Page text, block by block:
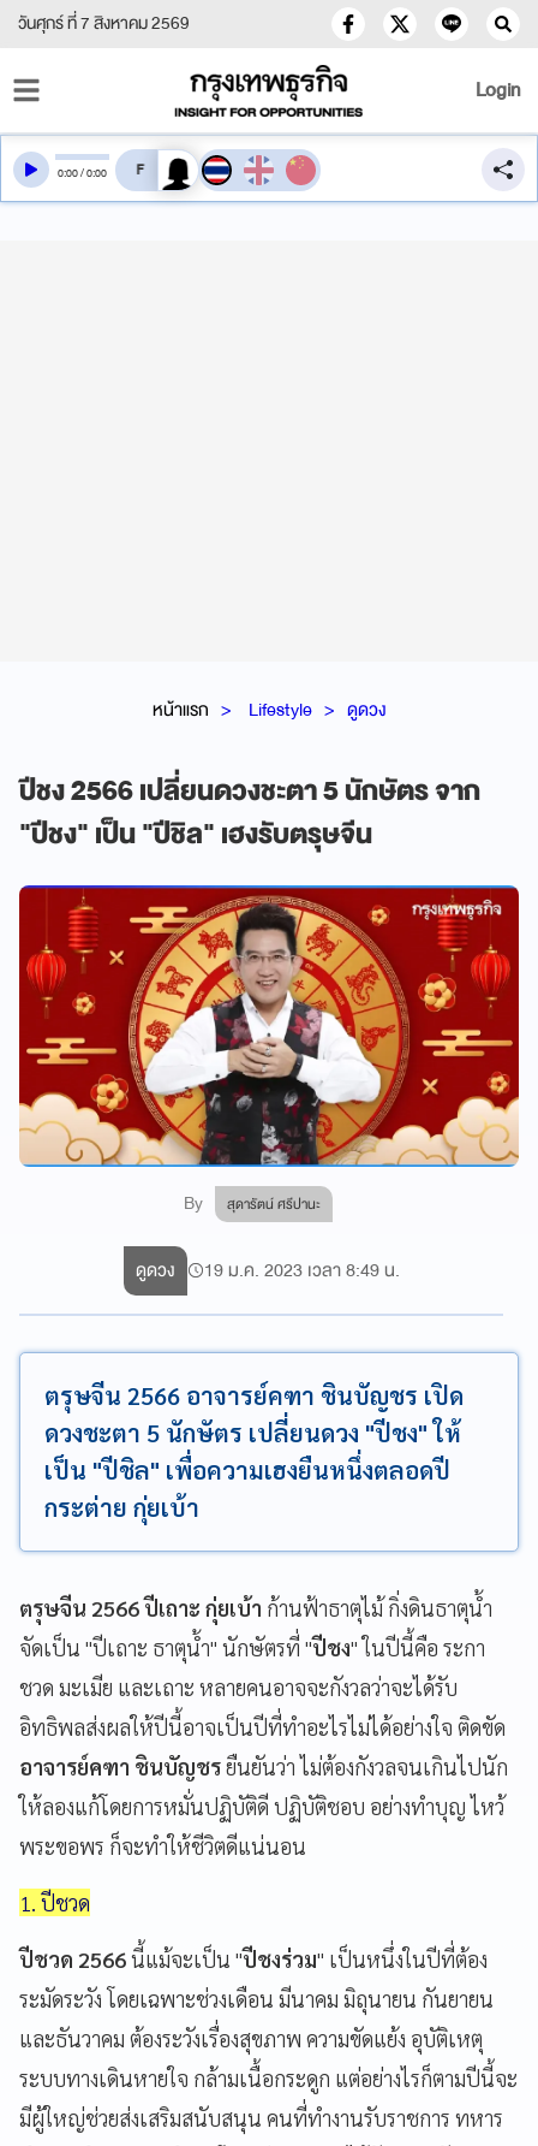
วันศุกร์ ที่ 7 สิงหาคม 2569
Login
หน้าแรก Lifestyle ดูดวง
ปีชง 2566 เปลี่ยนดวงชะตา 5 นักษัตร จาก
"ปีชง" เป็น "ปีชิล" เฮงรับตรุษจีน
By สุดารัตน์ ศรีปานะ
0:00/0:00 สลับเสียงอ่าน
ดูดวง 19 ม.ค. 2023 เวลา 8:49 น.
ตรุษจีน 2566 อาจารย์คฑา ชินบัญชร เปิด
ดวงชะตา 5 นักษัตร เปลี่ยนดวง "ปีชง" ให้
เป็น "ปีชิล" เพื่อความเฮงยืนหนึ่งตลอดปี
กระต่าย กุ่ยเบ้า
ตรุษจีน 2566ปีเถาะ กุ่ยเบ้า ก้านฟ้าธาตุไม้ กิ่งดินธาตุน้ำ
จัดเป็น "ปีเถาะ ธาตุน้ำ" นักษัตรที่ "ปีชง" ในปีนี้คือ ระกา
ชวด มะเมีย และเถาะ หลายคนอาจจะกังวลว่าจะได้รับ
อิทธิพลส่งผลให้ปีนี้อาจเป็นปีที่ทำอะไรไม่ได้อย่างใจ ติดขัด
อาจารย์คฑา ชินบัญชรยืนยันว่า ไม่ต้องกังวลจนเกินไปนัก
ให้ลองแก้โดยการหมั่นปฏิบัติดี ปฏิบัติชอบ อย่างทำบุญ ไหว้
พระขอพร ก็จะทำให้ชีวิตดีแน่นอน
1. ปีชวด
ปีชวด 2566นี้แม้จะเป็น "ปีชงร่วม" เป็นหนึ่งในปีที่ต้อง
ระมัดระวัง โดยเฉพาะช่วงเดือน มีนาคม มิถุนายน กันยายน
และธันวาคม ต้องระวังเรื่องสุขภาพ ความขัดแย้ง อุบัติเหตุ
ระบบทางเดินหายใจ กล้ามเนื้อกระดูก แต่อย่างไรก็ตามปีนี้จะ
มีผู้ใหญ่ช่วยส่งเสริมสนับสนุน คนที่ทำงานรับราชการ ทหาร